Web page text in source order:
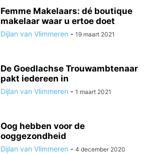
Femme Makelaars: dé boutique
makelaar waar u ertoe doet
Dijlan van Vlimmeren - 19 maart 2021
De Goedlachse Trouwambtenaar
pakt iedereen in
Dijlan van Vlimmeren - 1 maart 2021
Oog hebben voor de
ooggezondheid
Dijlan van Vlimmeren - 4 december 2020